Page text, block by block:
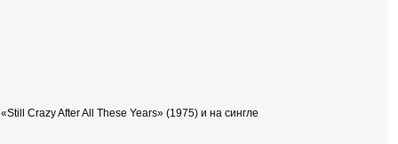
Crazy After All These Years» (1975) и на сингле